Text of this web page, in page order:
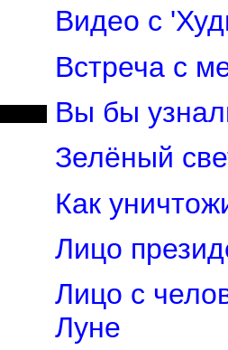
Видео с
Встреча с
Вы бы
Зелёный
Как
Лицо
Лицо с
Луне